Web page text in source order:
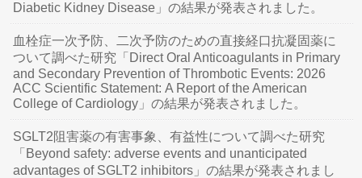
Diabetic Kidney Disease」の結果が発表されました。
血栓症一次予防、二次予防のための直接経口抗凝固薬に
ついて調べた研究「Direct Oral Anticoagulants in Primary
and Secondary Prevention of Thrombotic Events: 2026
ACC Scientific Statement: A Report of the American
College of Cardiology」の結果が発表されました。
SGLT2阻害薬の有害事象、有益性について調べた研究
「Beyond safety: adverse events and unanticipated
advantages of SGLT2 inhibitors」の結果が発表されまし